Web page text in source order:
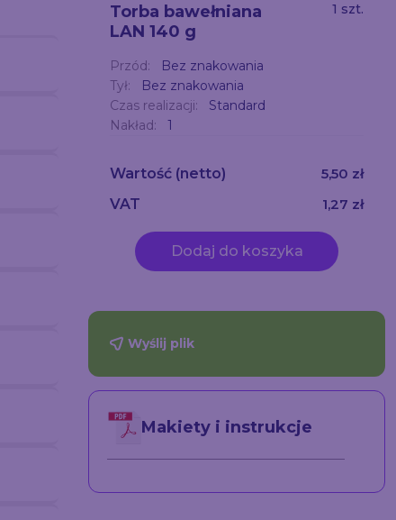
Torba bawełniana
LAN 140 g
1 szt.
Przód:
Bez znakowania
Tył:
Bez znakowania
Czas realizacji:
Standard
Nakład:
1
Wartość (netto)
5,50 zł
VAT
1,27 zł
Dodaj do koszyka
Wyślij plik
Makiety i instrukcje